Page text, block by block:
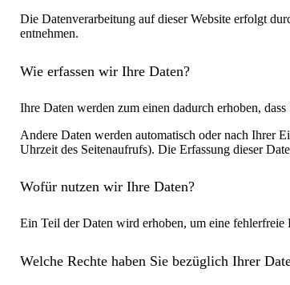
Die Datenverarbeitung auf dieser Website erfolgt
entnehmen.
Wie erfassen wir Ihre Daten?
Ihre Daten werden zum einen dadurch erhoben,
Andere Daten werden automatisch oder nach Ihrer
Uhrzeit des Seitenaufrufs). Die Erfassung dieser
Wofür nutzen wir Ihre Daten?
Ein Teil der Daten wird erhoben, um eine
Welche Rechte haben Sie bezüglich Ihrer